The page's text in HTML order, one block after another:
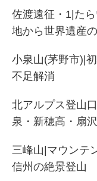
佐渡遠征・1|た
地から世界遺産
小泉山(茅野市)|
不足解消
北アルプス登山
泉・新穂高・扇
三峰山|マウンテ
信州の絶景登山